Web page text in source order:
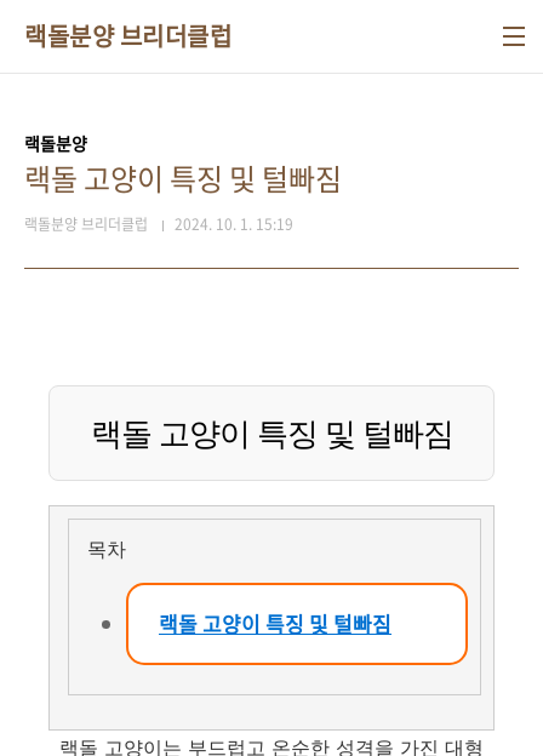
랙돌분양 브리더클럽
랙돌분양
랙돌 고양이 특징 및 털빠짐
랙돌분양 브리더클럽 2024. 10. 1. 15:19
랙돌 고양이 특징 및 털빠짐
목차
랙돌 고양이 특징 및 털빠짐
랙돌 고양이는 부드럽고 온순한 성격을 가진 대형